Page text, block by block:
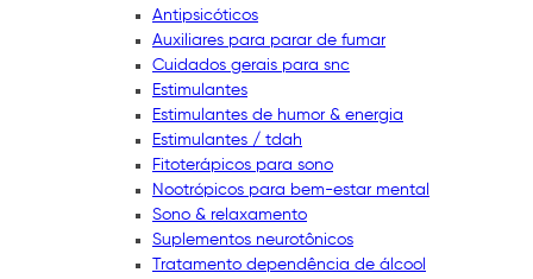
Antipsicóticos
Auxiliares para parar de fumar
Cuidados gerais para snc
Estimulantes
Estimulantes de humor & energia
Estimulantes / tdah
Fitoterápicos para sono
Nootrópicos para bem-estar mental
Sono & relaxamento
Suplementos neurotônicos
Tratamento dependência de álcool